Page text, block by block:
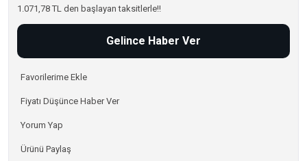
1.071,78 TL den başlayan taksitlerle!!
Gelince Haber Ver
Fiyatı Düşünce Haber Ver
Yorum Yap
Ürünü Paylaş